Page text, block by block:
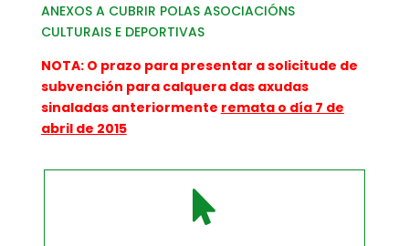
ANEXOS A CUBRIR POLAS ASOCIACIÓNS
CULTURAIS E DEPORTIVAS
NOTA: O prazo para presentar a solicitude de
subvención para calquera das axudas
sinaladas anteriormente remata o día 7 de
abril de 2015
